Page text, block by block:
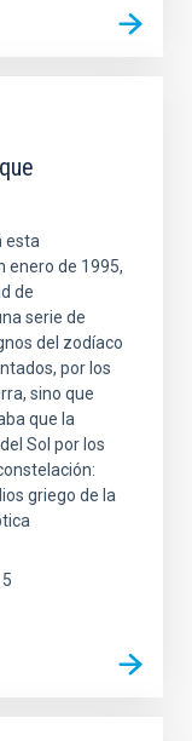
esta
enero de 1995,
de
serie de
del zodíaco
por los
sino que
que la
Sol por los
griego de la